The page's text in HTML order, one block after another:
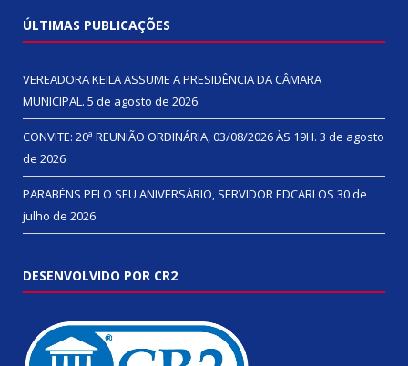
ÚLTIMAS PUBLICAÇÕES
VEREADORA KEILA ASSUME A PRESIDÊNCIA DA CÂMARA
MUNICIPAL. 5 de agosto de 2026
CONVITE: 20ª REUNIÃO ORDINÁRIA, 03/08/2026 ÀS 19H. 3 de agosto
de 2026
PARABÉNS PELO SEU ANIVERSÁRIO, SERVIDOR EDCARLOS 30 de
julho de 2026
DESENVOLVIDO POR CR2